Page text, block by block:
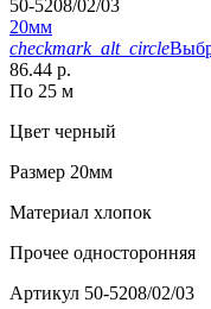
50-5208/02/03
20мм
checkmark_alt_circle
86.44 р.
По 25 м
Цвет черный
Размер 20мм
Материал хлопок
Прочее односторонняя
Артикул 50-5208/02/03